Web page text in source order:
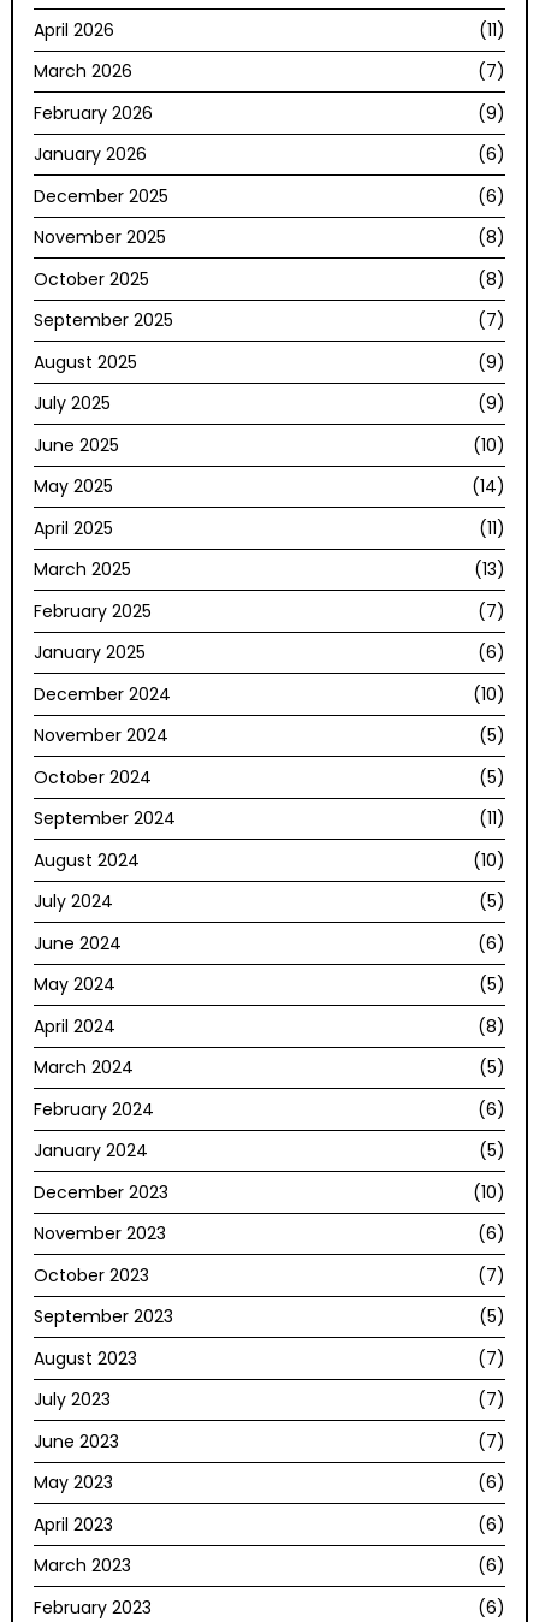
April 2026
(11)
March 2026
(7)
February 2026
(9)
January 2026
(6)
December 2025
(6)
November 2025
(8)
October 2025
(8)
September 2025
(7)
August 2025
(9)
July 2025
(9)
June 2025
(10)
May 2025
(14)
April 2025
(11)
March 2025
(13)
February 2025
(7)
January 2025
(6)
December 2024
(10)
November 2024
(5)
October 2024
(5)
September 2024
(11)
August 2024
(10)
July 2024
(5)
June 2024
(6)
May 2024
(5)
April 2024
(8)
March 2024
(5)
February 2024
(6)
January 2024
(5)
December 2023
(10)
November 2023
(6)
October 2023
(7)
September 2023
(5)
August 2023
(7)
July 2023
(7)
June 2023
(7)
May 2023
(6)
April 2023
(6)
March 2023
(6)
February 2023
(6)